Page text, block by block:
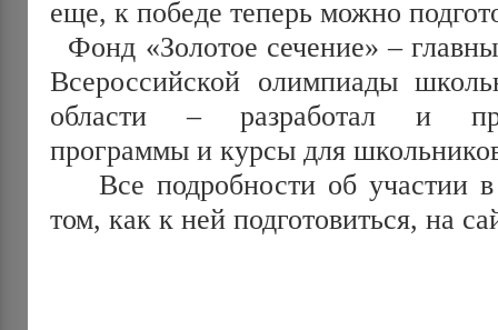
еще, к победе теперь можно
Фонд «Золотое сечение» –
Всероссийской олимпиады
области – разработал и
программы и курсы для
Все подробности об участии
том, как к ней подготовиться, на